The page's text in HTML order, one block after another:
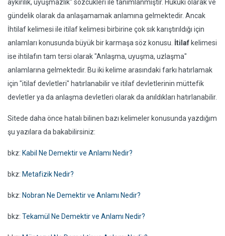
aykırılık, uyuşmazlık" sözcükleri ile tanımlanmıştır. Hukuki olarak ve
gündelik olarak da anlaşamamak anlamına gelmektedir. Ancak
İhtilaf kelimesi ile itilaf kelimesi birbirine çok sık karıştırıldığı için
anlamları konusunda büyük bir karmaşa söz konusu. İtilaf kelimesi
ise ihtilafın tam tersi olarak "Anlaşma, uyuşma, uzlaşma"
anlamlarına gelmektedir. Bu iki kelime arasındaki farkı hatırlamak
için "itilaf devletleri" hatırlanabilir ve itilaf devletlerinin müttefik
devletler ya da anlaşma devletleri olarak da anıldıkları hatırlanabilir.
Sitede daha önce hatalı bilinen bazı kelimeler konusunda yazdığım
şu yazılara da bakabilirsiniz:
bkz: Kabil Ne Demektir ve Anlamı Nedir?
bkz: Metafizik Nedir?
bkz: Nobran Ne Demektir ve Anlamı Nedir?
bkz: Tekamül Ne Demektir ve Anlamı Nedir?